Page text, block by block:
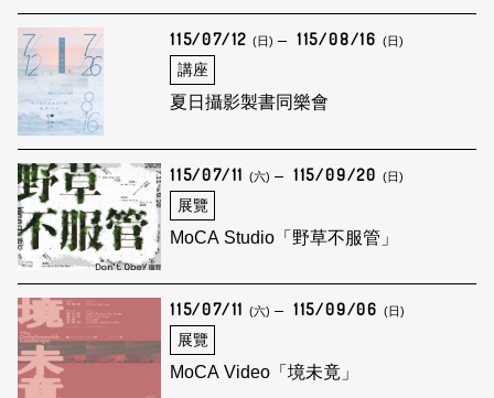
115/07/12 (日) 115/08/16 (日)
講座
夏日攝影製書同樂會
115/07/11 (六) 115/09/20 (日)
展覽
MoCA Studio「野草不服管」
115/07/11 (六) 115/09/06 (日)
展覽
MoCA Video「境未竟」